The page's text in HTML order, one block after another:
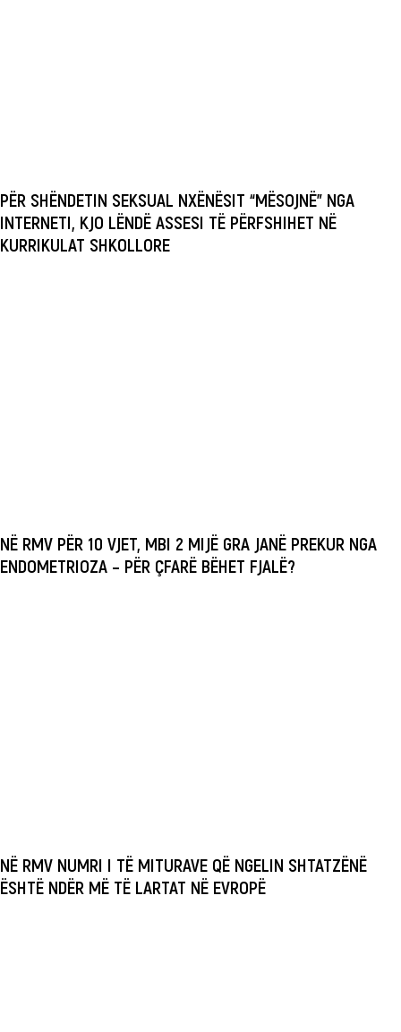
PËR SHËNDETIN SEKSUAL NXËNËSIT “MËSOJNË” NGA
INTERNETI, KJO LËNDË ASSESI TË PËRFSHIHET NË
KURRIKULAT SHKOLLORE
NË RMV PËR 10 VJET, MBI 2 MIJË GRA JANË PREKUR NGA
ENDOMETRIOZA – PËR ÇFARË BËHET FJALË?
NË RMV NUMRI I TË MITURAVE QË NGELIN SHTATZËNË
ËSHTË NDËR MË TË LARTAT NË EVROPË